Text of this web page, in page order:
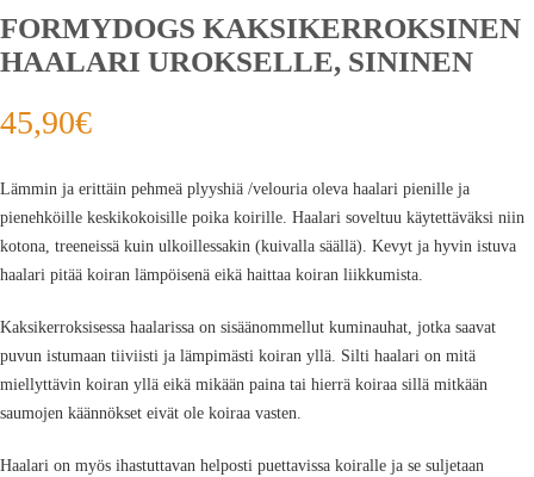
FORMYDOGS KAKSIKERROKSINEN
HAALARI UROKSELLE, SININEN
45,90€
Lämmin ja erittäin pehmeä plyyshiä /velouria oleva haalari pienille ja
pienehköille keskikokoisille poika koirille. Haalari soveltuu käytettäväksi niin
kotona, treeneissä kuin ulkoillessakin (kuivalla säällä). Kevyt ja hyvin istuva
haalari pitää koiran lämpöisenä eikä haittaa koiran liikkumista.
Kaksikerroksisessa haalarissa on sisäänommellut kuminauhat, jotka saavat
puvun istumaan tiiviisti ja lämpimästi koiran yllä. Silti haalari on mitä
miellyttävin koiran yllä eikä mikään paina tai hierrä koiraa sillä mitkään
saumojen käännökset eivät ole koiraa vasten.
Haalari on myös ihastuttavan helposti puettavissa koiralle ja se suljetaan